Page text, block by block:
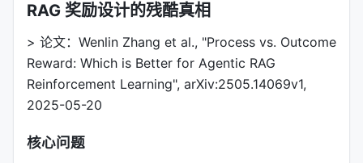
RAG 奖励设计的残酷真相
> 论文：Wenlin Zhang et al., "Process vs. Outcome
Reward: Which is Better for Agentic RAG
Reinforcement Learning", arXiv:2505.14069v1,
2025-05-20
核心问题